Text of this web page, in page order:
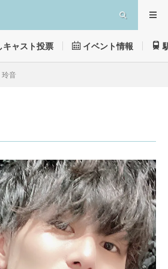
キャスト投票 イベント情報
玲音